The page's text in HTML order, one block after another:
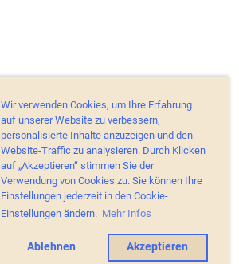
Wir verwenden Cookies, um Ihre Erfahrung
auf unserer Website zu verbessern,
personalisierte Inhalte anzuzeigen und den
Website-Traffic zu analysieren. Durch Klicken
auf „Akzeptieren“ stimmen Sie der
Verwendung von Cookies zu. Sie können Ihre
Einstellungen jederzeit in den Cookie-
Einstellungen ändern. Mehr Infos
Ablehnen Akzeptieren